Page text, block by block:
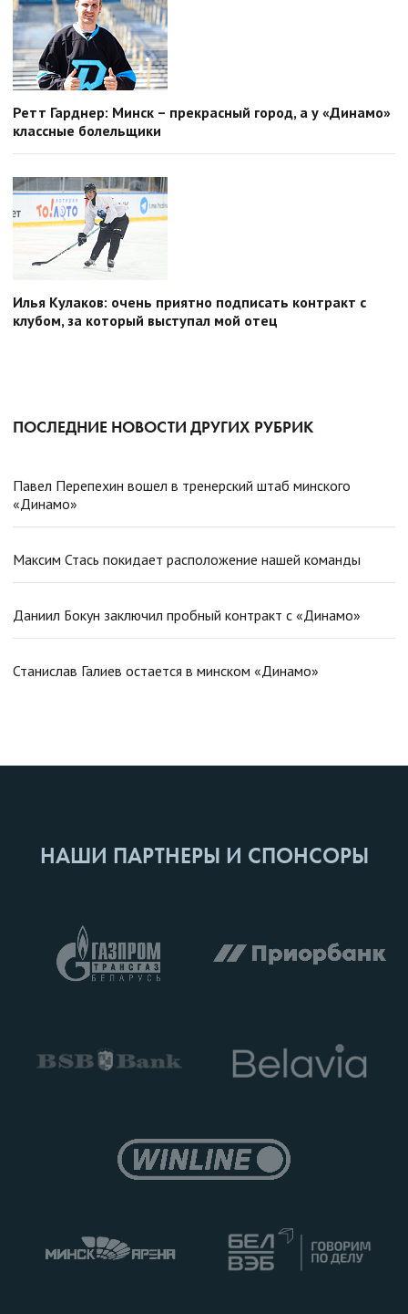
Ретт Гарднер: Минск – прекрасный город, а у «Динамо»
классные болельщики
Илья Кулаков: очень приятно подписать контракт с
клубом, за который выступал мой отец
ПОСЛЕДНИЕ НОВОСТИ ДРУГИХ РУБРИК
Павел Перепехин вошел в тренерский штаб минского
«Динамо»
Максим Стась покидает расположение нашей команды
Даниил Бокун заключил пробный контракт с «Динамо»
Станислав Галиев остается в минском «Динамо»
НАШИ ПАРТНЕРЫ И СПОНСОРЫ